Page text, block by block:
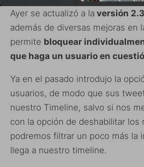
Ayer se actualizó a la versión 2.3
además de diversas mejoras en
permite bloquear
que haga un usuario en
Ya en el pasado introdujo la
usuarios, de modo que sus
nuestro Timeline, salvo si nos
con la opción de deshabilitar los
podremos filtrar un poco más la
llega a nuestro timeline.